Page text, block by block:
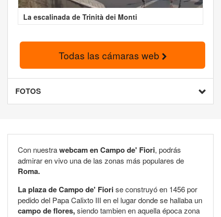
La escalinada de Trinità dei Monti
Todas las cámaras web
FOTOS
Con nuestrawebcam en Campo de' Fiori, podrás
admirar en vivo una de las zonas más populares de
Roma.
La plaza de Campo de' Fiorise construyó en 1456 por
pedido del Papa Calixto III en el lugar donde se hallaba un
campo de flores,siendo tambien en aquella época zona